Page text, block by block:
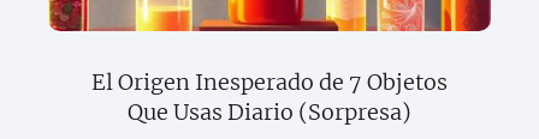
El Origen Inesperado de 7 Objetos
Que Usas Diario (Sorpresa)